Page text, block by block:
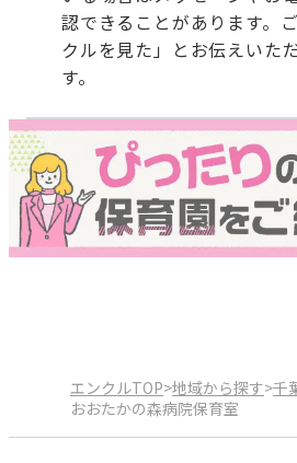
認できることがあります。
クルを見た」とお伝えいた
す。
エンクルTOP>地域から探す>千
おおたかの森病院保育室